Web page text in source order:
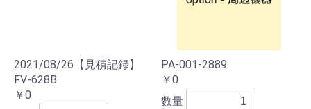
2021/08/26【見積記録】
FV-628B
￥0
PA-001-2889
￥0
数量